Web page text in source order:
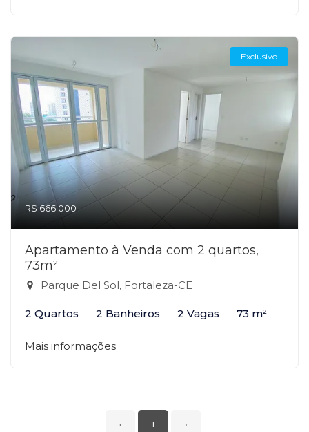
Exclusivo
R$ 666.000
Apartamento à Venda com 2 quartos,
73m²
Parque Del Sol, Fortaleza-CE
2 Quartos 2 Banheiros 2 Vagas 73 m²
Mais informações
‹ 1 ›